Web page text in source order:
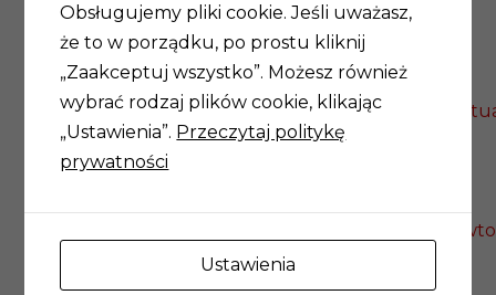
numerze specjalnym czasopisma Studia
Philosophica Wratislaviensia pt.Obecność filozofii
om jest dostępny on-line na
stroniehttp://studiaphilosophica.pl/index.php/pl/
numer.
Zespół Filozoficznych Wtorków
https://sites.google.com/site/
Obsługujemy pliki cookie. Jeśli uważasz,
że to w porządku, po prostu kliknij
„Zaakceptuj wszystko”. Możesz również
wybrać rodzaj plików cookie, klikając
„Ustawienia”. Przeczytaj politykę
prywatności
Ustawienia